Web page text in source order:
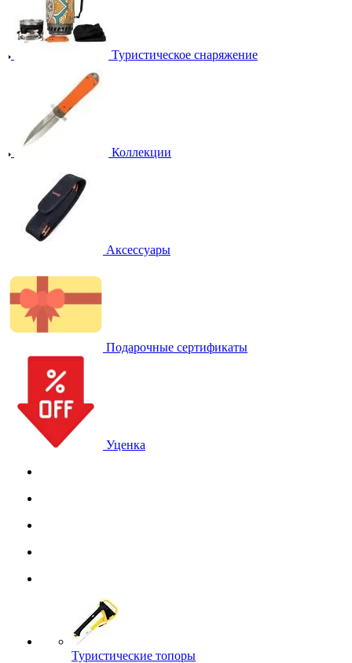
Туристическое снаряжение
Коллекции
Аксессуары
Подарочные сертификаты
Уценка
Туристические топоры